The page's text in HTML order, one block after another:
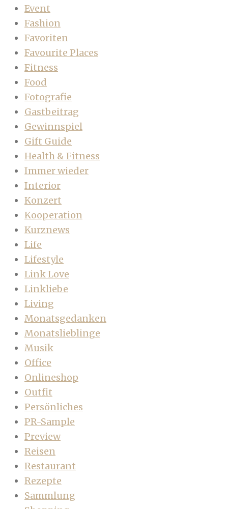
Event
Fashion
Favoriten
Favourite Places
Fitness
Food
Fotografie
Gastbeitrag
Gewinnspiel
Gift Guide
Health & Fitness
Immer wieder
Interior
Konzert
Kooperation
Kurznews
Life
Lifestyle
Link Love
Linkliebe
Living
Monatsgedanken
Monatslieblinge
Musik
Office
Onlineshop
Outfit
Persönliches
PR-Sample
Preview
Reisen
Restaurant
Rezepte
Sammlung